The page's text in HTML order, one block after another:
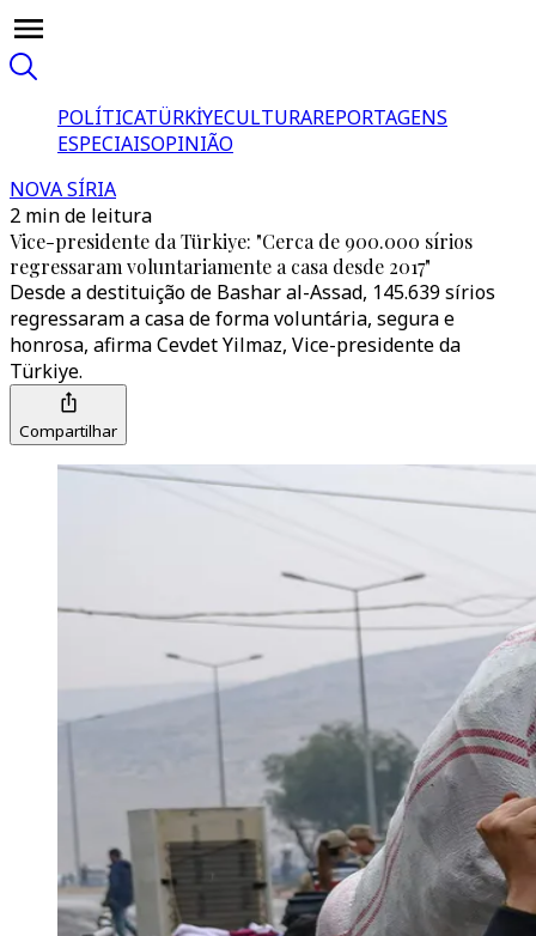
POLÍTICATÜRKİYECULTURAREPORTAGENS
ESPECIAISOPINIÃO
NOVA SÍRIA
2 min de leitura
Vice-presidente da Türkiye: "Cerca de 900.000 sírios
regressaram voluntariamente a casa desde 2017"
Desde a destituição de Bashar al-Assad, 145.639 sírios
regressaram a casa de forma voluntária, segura e
honrosa, afirma Cevdet Yilmaz, Vice-presidente da
Türkiye.
Compartilhar